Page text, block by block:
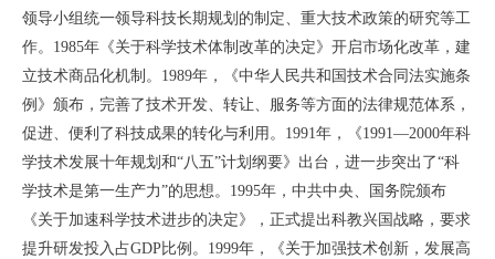
领导小组统一领导科技长期规划的制定、重大技术政策的研究等工
作。1985年《关于科学技术体制改革的决定》开启市场化改革，建
立技术商品化机制。1989年，《中华人民共和国技术合同法实施条
例》颁布，完善了技术开发、转让、服务等方面的法律规范体系，
促进、便利了科技成果的转化与利用。1991年，《1991—2000年科
学技术发展十年规划和“八五”计划纲要》出台，进一步突出了“科
学技术是第一生产力”的思想。1995年，中共中央、国务院颁布
《关于加速科学技术进步的决定》，正式提出科教兴国战略，要求
提升研发投入占GDP比例。1999年，《关于加强技术创新，发展高